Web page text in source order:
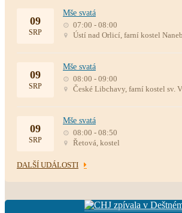
09
SRP
Mše svatá
07:00 - 08:00
Ústí nad Orlicí, farní kostel
09
SRP
Mše svatá
08:00 - 09:00
České Libchavy, farní kostel sv.
09
SRP
Mše svatá
08:00 - 08:50
Řetová, kostel
DALŠÍ UDÁLOSTI